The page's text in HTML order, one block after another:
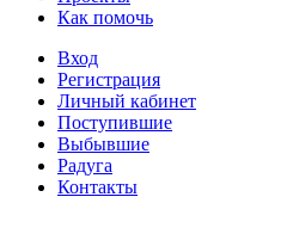
Как помочь
Вход
Регистрация
Личный кабинет
Поступившие
Выбывшие
Радуга
Контакты